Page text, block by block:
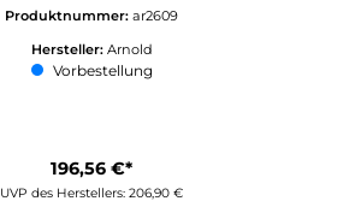
Produktnummer: ar2609
Hersteller: Arnold
Vorbestellung
196,56 €*
UVP des Herstellers: 206,90 €